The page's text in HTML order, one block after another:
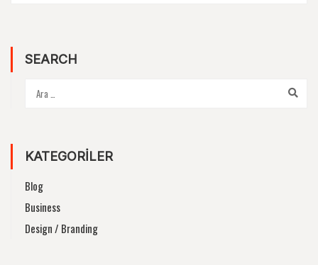
SEARCH
KATEGORILER
Blog
Business
Design / Branding